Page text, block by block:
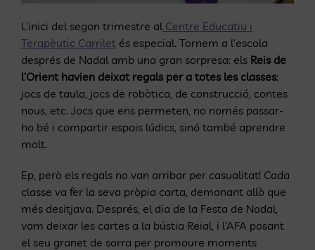
L’inici del segon trimestre al Centre Educatiu i
Terapèutic Carriletés especial. Tornem a l’escola
després de Nadal amb una gran sorpresa: els Reis de
l’Orient havien deixat regals per a totes les classes:
jocs de taula, jocs de robòtica, de construcció, contes
nous, etc. Jocs que ens permeten, no només passar-
ho bé i compartir espais lúdics, sinó també aprendre
molt.
Ep, però els regals no van arribar per casualitat! Cada
classe va fer la seva pròpia carta, demanant allò que
més desitjava. Després, el dia de la Festa de Nadal,
vam deixar les cartes a la bústia Reial, i l’AFA posant
el seu granet de sorra per promoure moments